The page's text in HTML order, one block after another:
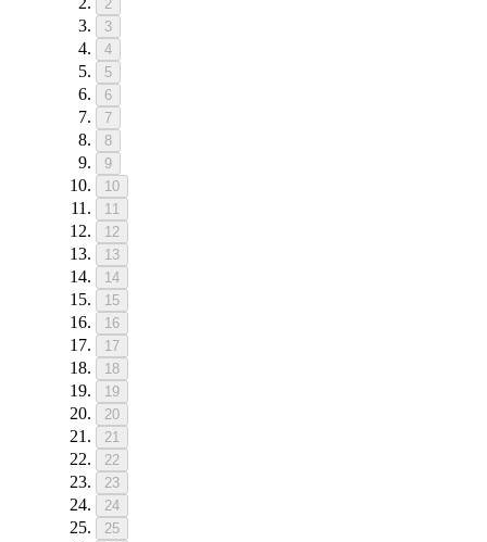
2
3
4
5
6
7
8
9
10
11
12
13
14
15
16
17
18
19
20
21
22
23
24
25